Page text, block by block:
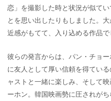
恋」を撮影した時と状況が似て
とを思い出したりもしました。
近感がもてて、入り込める作品で
彼らの発言からは、パン・チョ
に友人として厚い信頼を得てい
ャストと一緒に楽しみ、そして
ーホン。韓国映画勢に圧されが